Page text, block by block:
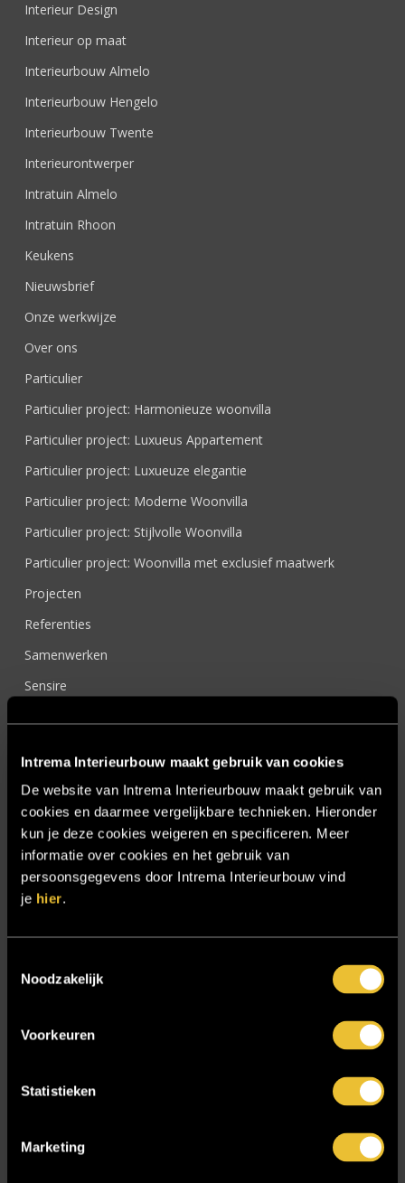
Intrema Interieurbouw maakt gebruik van cookies
De website van Intrema Interieurbouw maakt gebruik van
cookies en daarmee vergelijkbare technieken. Hieronder
kun je deze cookies weigeren en specificeren. Meer
informatie over cookies en het gebruik van
persoonsgegevens door Intrema Interieurbouw vind
je hier.
Noodzakelijk
Voorkeuren
Statistieken
Marketing
Interieur Design
Interieur op maat
Interieurbouw Almelo
Interieurbouw Hengelo
Interieurbouw Twente
Interieurontwerper
Intratuin Almelo
Intratuin Rhoon
Keukens
Nieuwsbrief
Onze werkwijze
Over ons
Particulier
Particulier project: Harmonieuze woonvilla
Particulier project: Luxueus Appartement
Particulier project: Luxueuze elegantie
Particulier project: Moderne Woonvilla
Particulier project: Stijlvolle Woonvilla
Particulier project: Woonvilla met exclusief maatwerk
Projecten
Referenties
Samenwerken
Sensire
TV lift
Twentsch Hooratelier
Vacature Allround monteur interieurbouwer
Vacatures